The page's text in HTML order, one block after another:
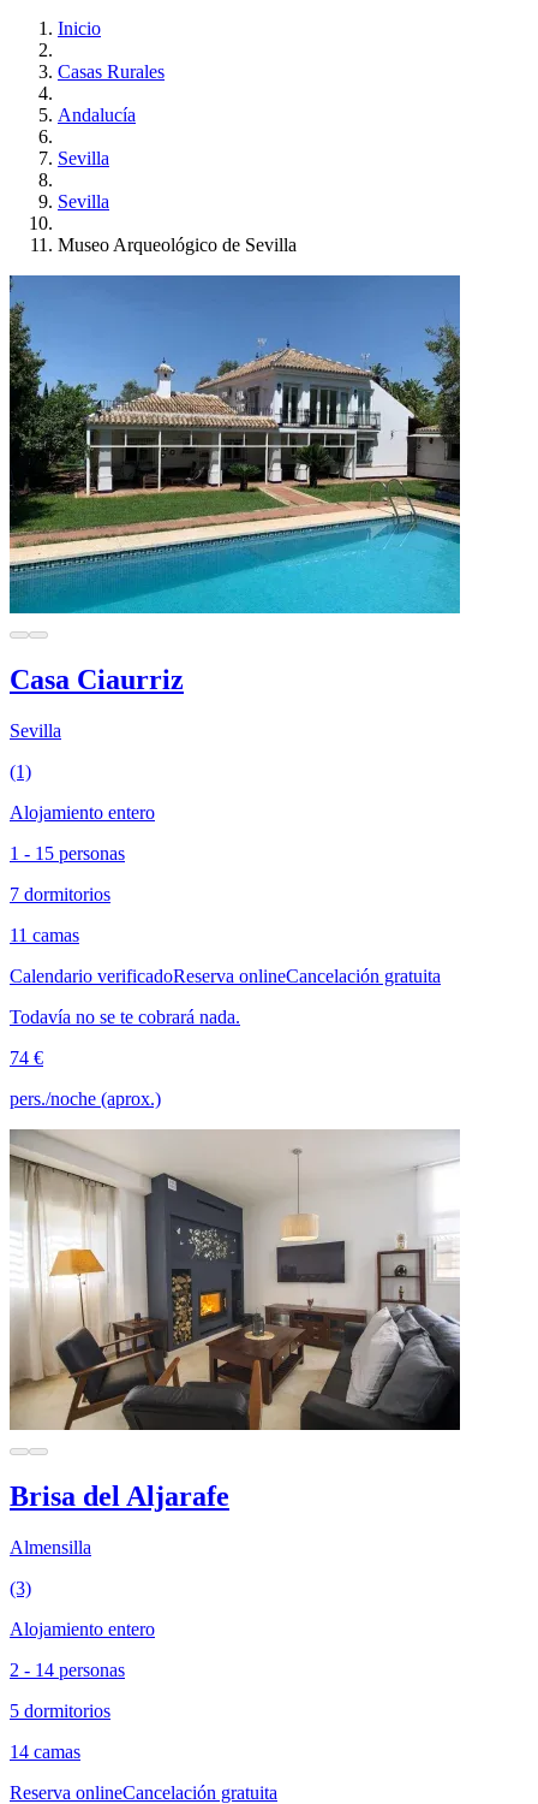
Inicio
Casas Rurales
Andalucía
Sevilla
Sevilla
Museo Arqueológico de Sevilla
Casa Ciaurriz
Sevilla
(1)
Alojamiento entero
1 - 15 personas
7 dormitorios
11 camas
Calendario verificadoReserva onlineCancelación gratuita
Todavía no se te cobrará nada.
74 €
pers./noche (aprox.)
Brisa del Aljarafe
Almensilla
(3)
Alojamiento entero
2 - 14 personas
5 dormitorios
14 camas
Reserva onlineCancelación gratuita